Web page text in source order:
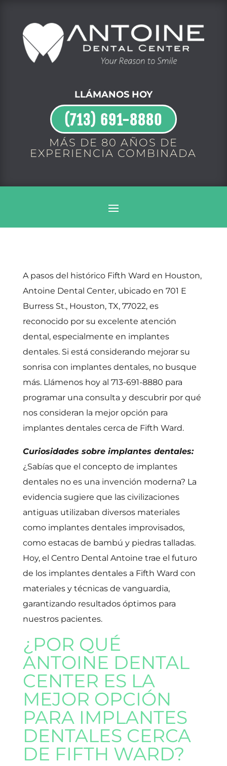
LLÁMANOS HOY
(713) 691-8880
MÁS DE 80 AÑOS DE
EXPERIENCIA COMBINADA
A pasos del histórico Fifth Ward en Houston,
Antoine Dental Center, ubicado en 701 E
Burress St., Houston, TX, 77022, es
reconocido por su excelente atención
dental, especialmente en implantes
dentales. Si está considerando mejorar su
sonrisa con implantes dentales, no busque
más. Llámenos hoy al 713-691-8880 para
programar una consulta y descubrir por qué
nos consideran la mejor opción para
implantes dentales cerca de Fifth Ward.
Curiosidades sobre implantes dentales:
¿Sabías que el concepto de implantes
dentales no es una invención moderna? La
evidencia sugiere que las civilizaciones
antiguas utilizaban diversos materiales
como implantes dentales improvisados,
como estacas de bambú y piedras talladas.
Hoy, el Centro Dental Antoine trae el futuro
de los implantes dentales a Fifth Ward con
materiales y técnicas de vanguardia,
garantizando resultados óptimos para
nuestros pacientes.
¿POR QUÉ
ANTOINE DENTAL
CENTER ES LA
MEJOR OPCIÓN
PARA IMPLANTES
DENTALES CERCA
DE FIFTH WARD?